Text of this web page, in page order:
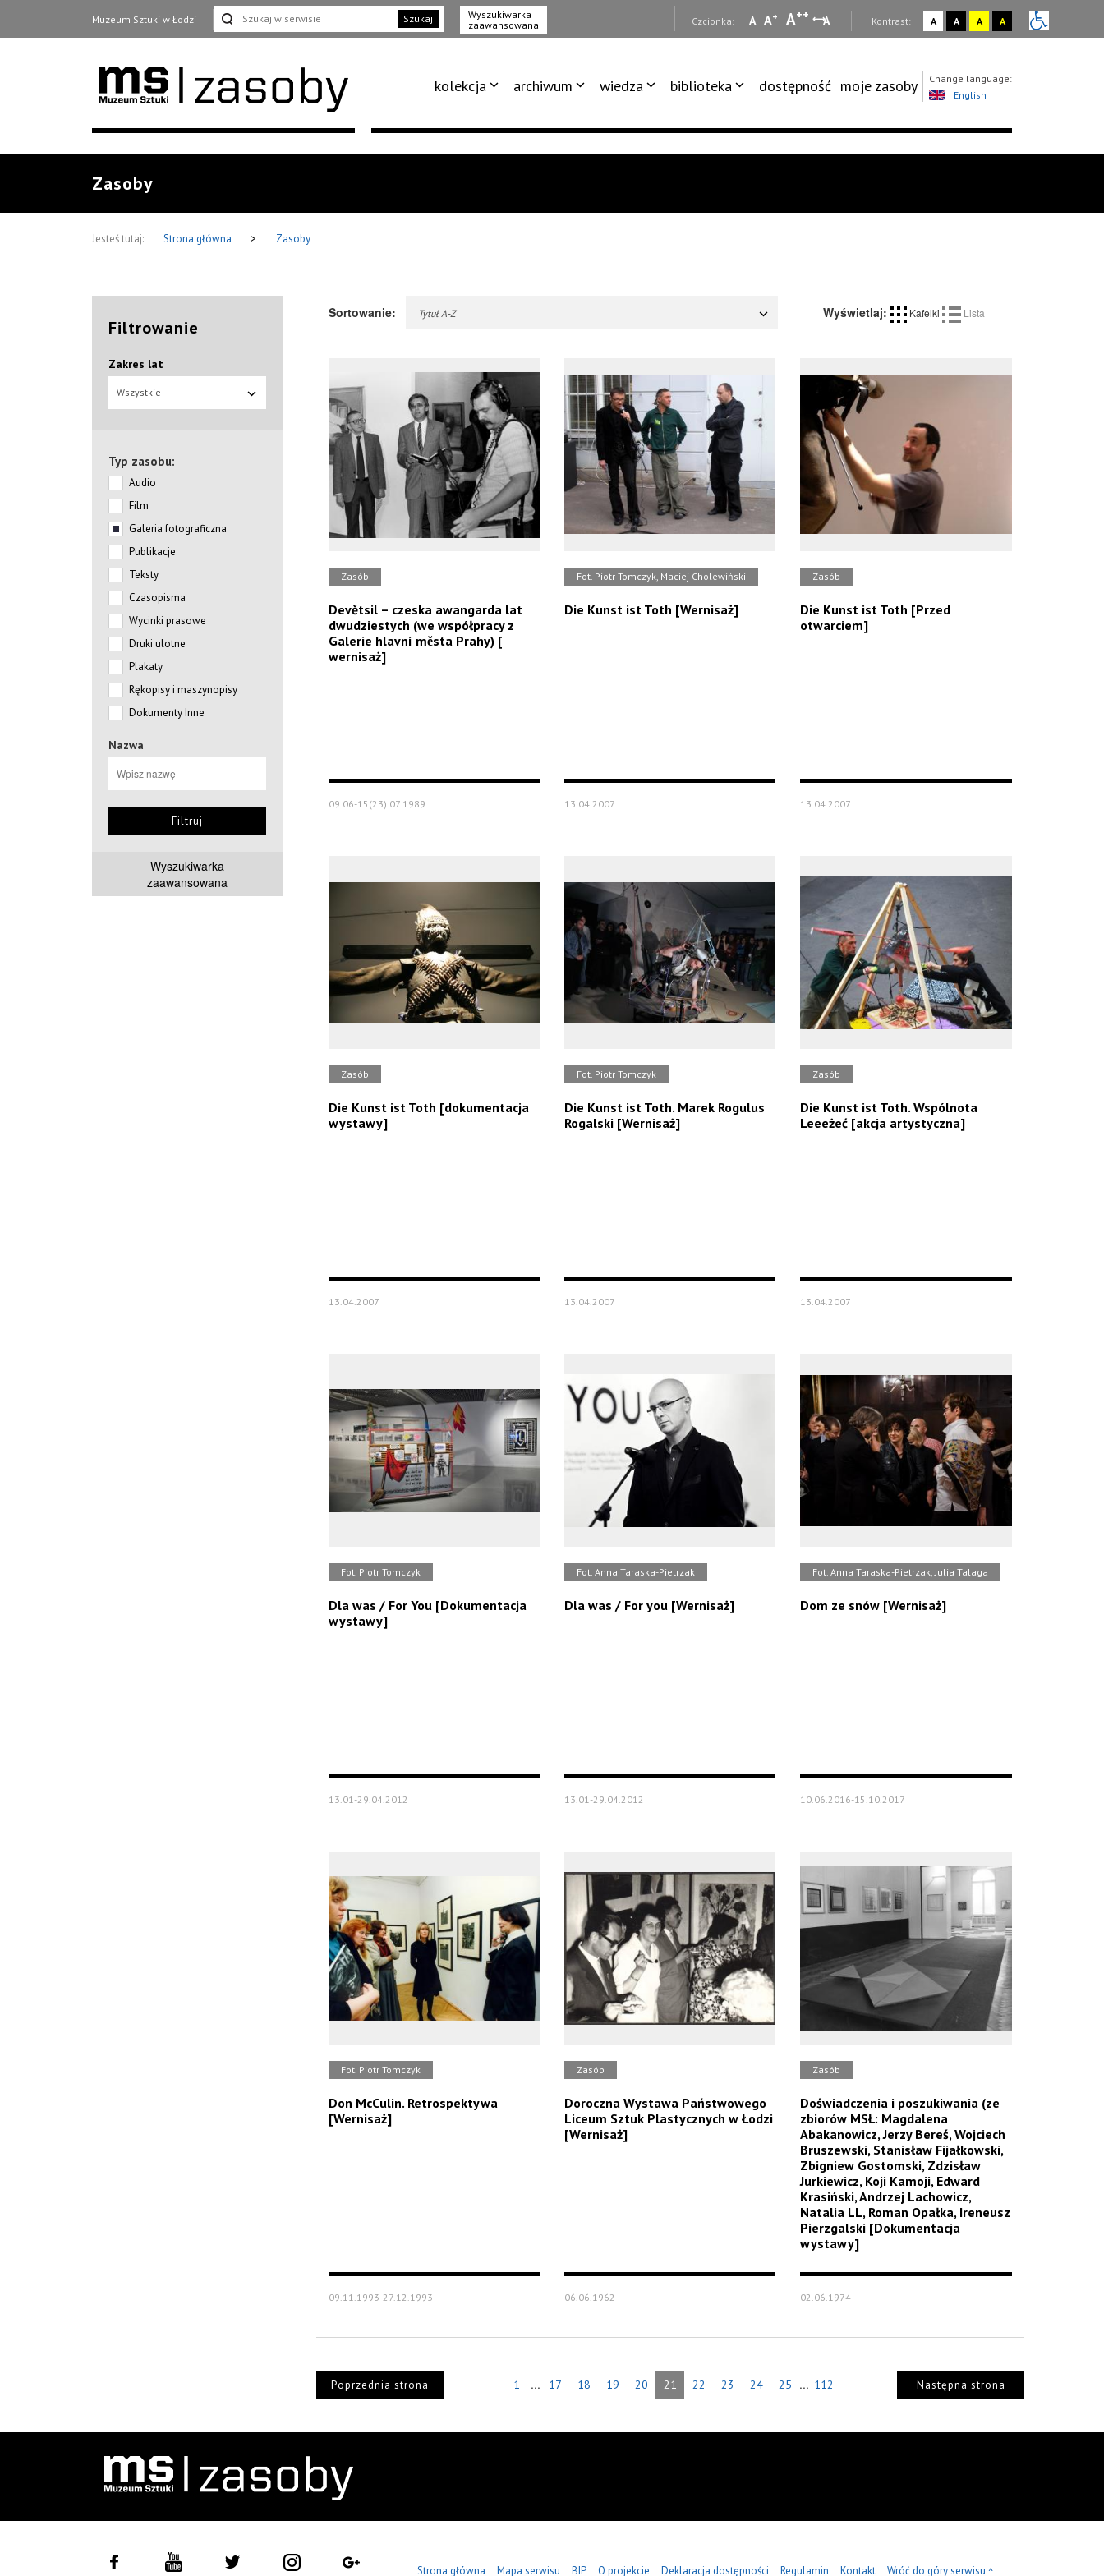
Muzeum Sztuki w Łodzi Szukaj
Wyszukiwarka
zaawansowana
Czcionka: A A+ A++ A Kontrast: A A A A
kolekcja archiwum wiedza biblioteka dostępność moje zasoby
Change language:
English
Zasoby
Jesteś tutaj: Strona główna > Zasoby
Filtrowanie
Zakres lat
Wszystkie
Typ zasobu:
Audio
Film
Galeria fotograficzna
Publikacje
Teksty
Czasopisma
Wycinki prasowe
Druki ulotne
Plakaty
Rękopisy i maszynopisy
Dokumenty Inne
Nazwa
Filtruj
Wyszukiwarka
zaawansowana
Sortowanie: Tytuł A-Z Wyświetlaj: Kafelki Lista
Zasób
Devětsil – czeska awangarda lat
dwudziestych (we współpracy z
Galerie hlavní mĕsta Prahy) [
wernisaż]
09.06-15(23).07.1989
Fot. Piotr Tomczyk, Maciej Cholewiński
Die Kunst ist Toth [Wernisaż]
13.04.2007
Zasób
Die Kunst ist Toth [Przed
otwarciem]
13.04.2007
Zasób
Die Kunst ist Toth [dokumentacja
wystawy]
13.04.2007
Fot. Piotr Tomczyk
Die Kunst ist Toth. Marek Rogulus
Rogalski [Wernisaż]
13.04.2007
Zasób
Die Kunst ist Toth. Wspólnota
Leeeżeć [akcja artystyczna]
13.04.2007
Fot. Piotr Tomczyk
Dla was / For You [Dokumentacja
wystawy]
13.01-29.04.2012
Fot. Anna Taraska-Pietrzak
Dla was / For you [Wernisaż]
13.01-29.04.2012
Fot. Anna Taraska-Pietrzak, Julia Talaga
Dom ze snów [Wernisaż]
10.06.2016-15.10.2017
Fot. Piotr Tomczyk
Don McCulin. Retrospektywa
[Wernisaż]
09.11.1993-27.12.1993
Zasób
Doroczna Wystawa Państwowego
Liceum Sztuk Plastycznych w Łodzi
[Wernisaż]
06.06.1962
Zasób
Doświadczenia i poszukiwania (ze
zbiorów MSŁ: Magdalena
Abakanowicz, Jerzy Bereś, Wojciech
Bruszewski, Stanisław Fijałkowski,
Zbigniew Gostomski, Zdzisław
Jurkiewicz, Koji Kamoji, Edward
Krasiński, Andrzej Lachowicz,
Natalia LL, Roman Opałka, Ireneusz
Pierzgalski [Dokumentacja
wystawy]
02.06.1974
Poprzednia strona 1 ... 17 18 19 20 21 22 23 24 25 ... 112 Następna strona
Strona główna Mapa serwisu BIP O projekcie Deklaracja dostępności Regulamin Kontakt Wróć do góry serwisu ^